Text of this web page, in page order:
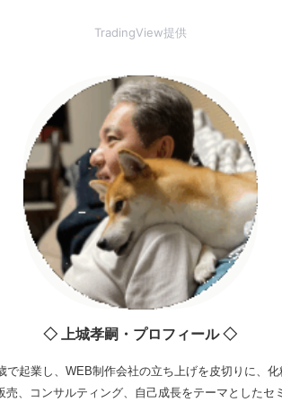
TradingView提供
◇ 上城孝嗣・プロフィール ◇
で起業し、WEB制作会社の立ち上げを皮切りに、化
売、コンサルティング、自己成長をテーマとしたセミ